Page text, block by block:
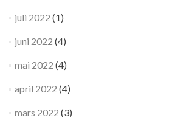
juli 2022 (1)
juni 2022 (4)
mai 2022 (4)
april 2022 (4)
mars 2022 (3)